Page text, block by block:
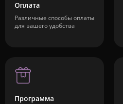
Оплата
Различные способы оплаты
для вашего удобства
Программа